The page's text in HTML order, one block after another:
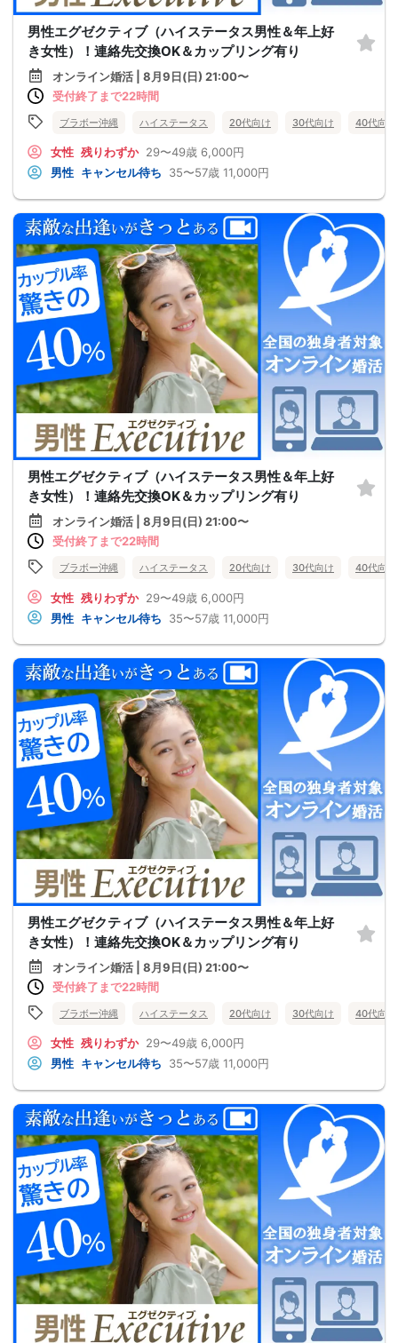
男性エグゼクティブ（ハイステータス男性＆年上好
き女性）！連絡先交換OK＆カップリング有り
オンライン婚活 | 8月9日(日) 21:00〜
受付終了まで22時間
ブラボー沖縄 ハイステータス 20代向け 30代向け 40代向け
女性 残りわずか 29〜49歳 6,000円
男性 キャンセル待ち 35〜57歳 11,000円
男性エグゼクティブ（ハイステータス男性＆年上好
き女性）！連絡先交換OK＆カップリング有り
オンライン婚活 | 8月9日(日) 21:00〜
受付終了まで22時間
ブラボー沖縄 ハイステータス 20代向け 30代向け 40代向け
女性 残りわずか 29〜49歳 6,000円
男性 キャンセル待ち 35〜57歳 11,000円
男性エグゼクティブ（ハイステータス男性＆年上好
き女性）！連絡先交換OK＆カップリング有り
オンライン婚活 | 8月9日(日) 21:00〜
受付終了まで22時間
ブラボー沖縄 ハイステータス 20代向け 30代向け 40代向け
女性 残りわずか 29〜49歳 6,000円
男性 キャンセル待ち 35〜57歳 11,000円